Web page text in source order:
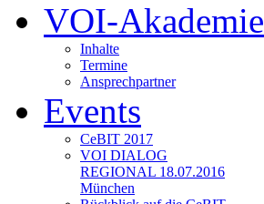
VOI-Akademie
Inhalte
Termine
Ansprechpartner
Events
CeBIT 2017
VOI DIALOG
REGIONAL 18.07.2016
München